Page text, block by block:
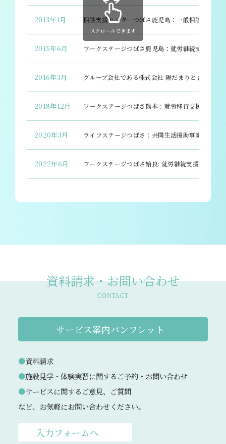
2013年1月 相談支援センターつばさ鹿児島：一般相談支援、
2015年6月 ワークステージつばさ鹿児島：就労継続支援A型
2016年3月 グループ会社である株式会社 陽だまりと合併
2018年12月 ワークステージつばさ熊本：就労移行支援、就労
2020年3月 ライフステージつばさ：共同生活援助事業 指定
2022年6月 ワークステージつばさ姶良: 就労継続支援A型、就
スクロールできます
資料請求・お問い合わせ
CONTACT
サービス案内パンフレット
資料請求
施設見学・体験実習に関するご予約・お問い合わせ
サービスに関するご意見、ご質問
など、お気軽にお問い合わせください。
入力フォームへ